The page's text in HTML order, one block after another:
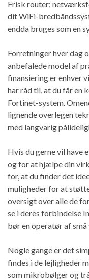
Frisk router;
dit WiFi-
endda bruges som en
Forretninger hver dag
anbefalede model af
finansiering er enhver
har råd til, at du får en
Fortinet-system.
lignende overlegen
med langvarig
Hvis du gerne vil have
og for at hjælpe din
for, at du finder det
muligheder for at
oversigt over alle de
se i deres forbindelse
bør en operatør af
Nogle gange er det
findes i de lejligheder
som mikrobølger og